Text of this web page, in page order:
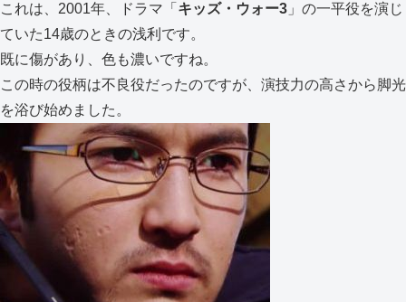
これは、2001年、ドラマ「 キッズ・ウォー3 」の一平役を演じ
ていた14歳のときの浅利です。
既に傷があり、色も濃いですね。
この時の役柄は不良役だったのですが、演技力の高さから脚光
を浴び始めました。